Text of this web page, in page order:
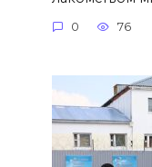
0 76